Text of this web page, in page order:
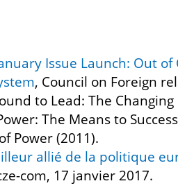
Issue Launch: Out
, Council on Foreign
to Lead: The
The Means to
Power (2011).
allié de la politique
com, 17 janvier 2017.